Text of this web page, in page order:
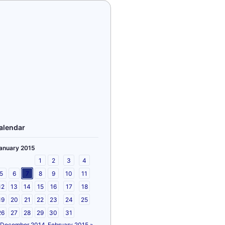
2015
1
2 3
4
5
6 7 8 9 10
11
13 14 15 16 17
18
20 21 22 23 24
25
27 28 29 30
31